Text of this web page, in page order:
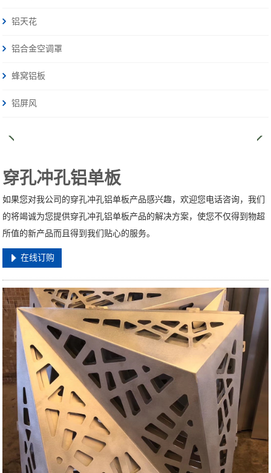
铝天花
铝合金空调罩
蜂窝铝板
铝屏风
穿孔冲孔铝单板
如果您对我公司的穿孔冲孔铝单板产品感兴趣，欢迎您电话咨询，我们
的将竭诚为您提供穿孔冲孔铝单板产品的解决方案，使您不仅得到物超
所值的新产品而且得到我们贴心的服务。
在线订购